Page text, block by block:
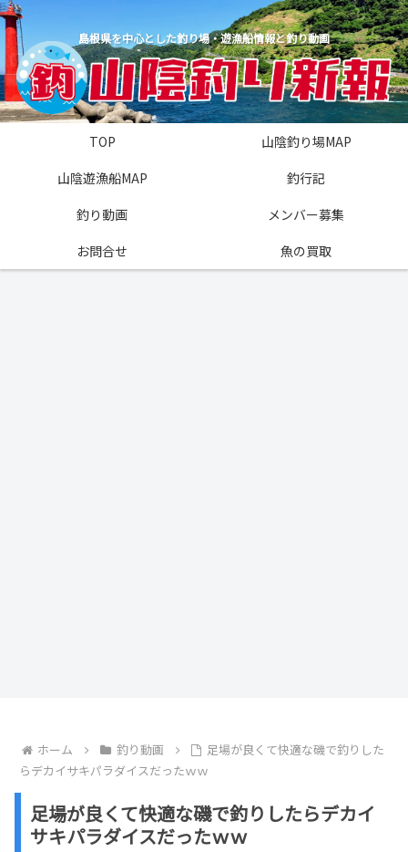
島根県を中心とした釣り場・遊漁船情報と釣り動画
TOP
山陰釣り場MAP
山陰遊漁船MAP
釣行記
釣り動画
メンバー募集
お問合せ
魚の買取
ホーム 釣り動画
足場が良くて快適な磯で釣りした
らデカイサキパラダイスだったｗｗ
足場が良くて快適な磯で釣りしたらデカイ
サキパラダイスだったｗｗ